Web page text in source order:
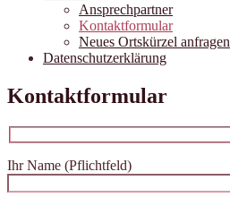
Ansprechpartner
Kontaktformular
Neues Ortskürzel anfragen
Datenschutzerklärung
Kontaktformular
Ihr Name (Pflichtfeld)